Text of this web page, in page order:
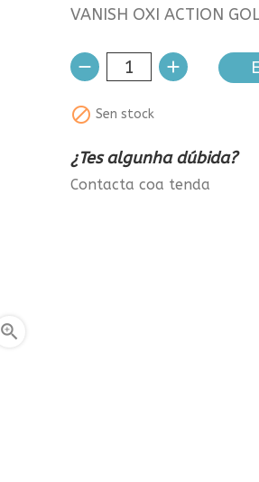

VANISH OXI ACTION
 Sen stock
¿Tes algunha dúbida?
Contacta coa tenda